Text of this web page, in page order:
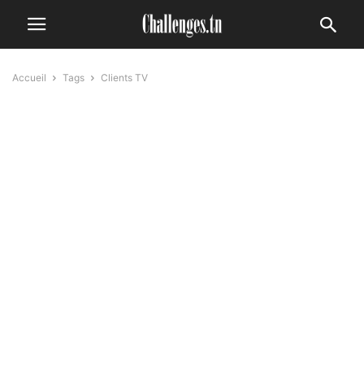
Accueil Tags Clients TV